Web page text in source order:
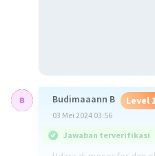
Budimaaann B Level
03 Mei 2024 03:56
Jawaban terverifikasi